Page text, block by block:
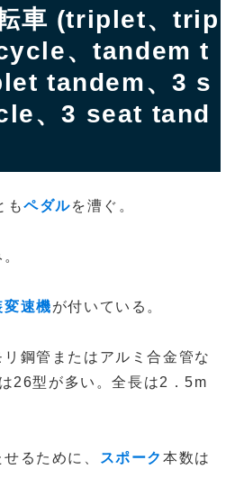
車 (triplet、trip
、tandem t
tandem、3 s
、3 seat tand
もペダルを漕ぐ。
変速機が付いている。
鋼管またはアルミ合金管な
26型が多い。全長は2．5m
るために、 スポーク本数は